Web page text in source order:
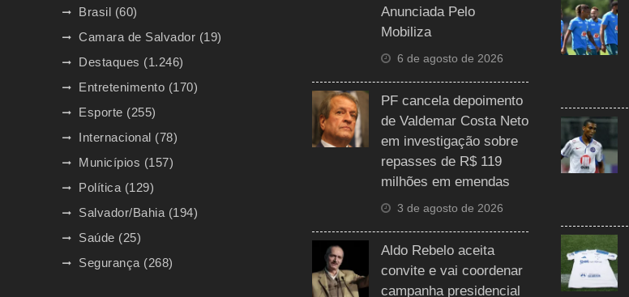
Brasil (60)
Camara de Salvador (19)
Destaques (1.246)
Entretenimento (170)
Esporte (255)
Internacional (78)
Municípios (157)
Política (129)
Salvador/Bahia (194)
Saúde (25)
Segurança (268)
Anunciada Pelo
Mobiliza
6 de agosto de 2026
PF cancela depoimento
de Valdemar Costa Neto
em investigação sobre
repasses de R$ 119
milhões em emendas
3 de agosto de 2026
Aldo Rebelo aceita
convite e vai coordenar
campanha presidencial